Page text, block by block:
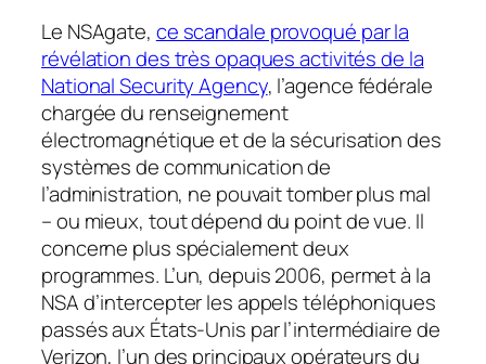
Le NSAgate, ce scandale provoqué par la
révélation des très opaques activités de la
National Security Agency, l’agence fédérale
chargée du renseignement
électromagnétique et de la sécurisation des
systèmes de communication de
l’administration, ne pouvait tomber plus mal
– ou mieux, tout dépend du point de vue. Il
concerne plus spécialement deux
programmes. L’un, depuis 2006, permet à la
NSA d’intercepter les appels téléphoniques
passés aux États-Unis par l’intermédiaire de
Verizon, l’un des principaux opérateurs du